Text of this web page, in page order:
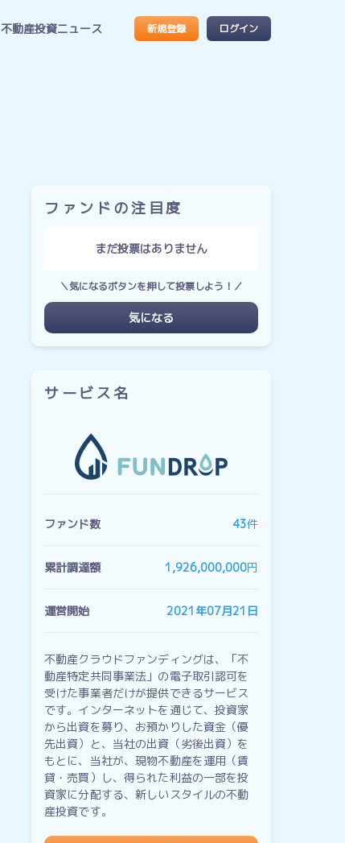
不動産投資ニュース 新規登録 ログイン
ファンドの注目度
まだ投票はありません
＼気になるボタンを押して投票しよう！／
気になる
サービス名
ファンド数 43件
累計調達額 1,926,000,000円
運営開始 2021年07月21日
不動産クラウドファンディングは、「不
動産特定共同事業法」の電子取引認可を
受けた事業者だけが提供できるサービス
です。インターネットを通じて、投資家
から出資を募り、お預かりした資金（優
先出資）と、当社の出資（劣後出資）を
もとに、当社が、現物不動産を運用（賃
貸・売買）し、得られた利益の一部を投
資家に分配する、新しいスタイルの不動
産投資です。